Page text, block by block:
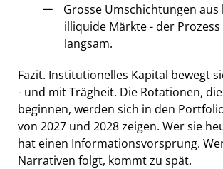
Grosse Umschichtungen
illiquide Märkte - der
langsam.
Fazit. Institutionelles Kapital bewegt
- und mit Trägheit. Die Rotationen,
beginnen, werden sich in den
von 2027 und 2028 zeigen. Wer sie
hat einen Informationsvorsprung.
Narrativen folgt, kommt zu spät.